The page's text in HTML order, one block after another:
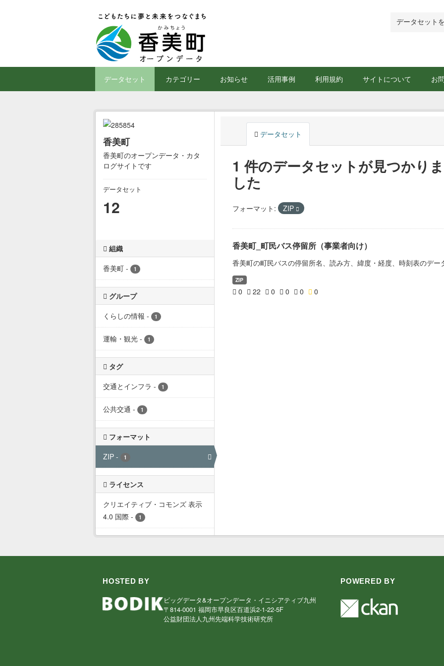
データセット カテゴリー お知らせ 活用事例 利用規約 サイトについて お
香美町
香美町のオープンデータ・カタ
ログサイトです
データセット
12
組織
香美町 - 1
グループ
くらしの情報 - 1
運輸・観光 - 1
タグ
交通とインフラ - 1
公共交通 - 1
フォーマット
ZIP - 1
ライセンス
クリエイティブ・コモンズ 表示
4.0 国際 - 1
データセット
1 件のデータセットが見つかりま
した
フォーマット: ZIP
香美町_町民バス停留所（事業者向け）
香美町の町民バスの停留所名、読み方、緯度・経度、時刻表のデー
ZIP
0 22 0 0 0 0
HOSTED BY
ビッグデータ&オープンデータ・イニシアティブ九州
〒814-0001 福岡市早良区百道浜2-1-22-5F
公益財団法人九州先端科学技術研究所
POWERED BY